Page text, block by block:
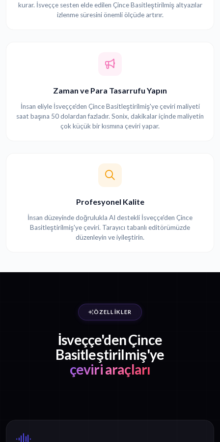
kurar. İsveççe sesten elde edilen Çince Basitleştirilmiş altyazılar
izlenme süresini önemli ölçüde artırır.
Zaman ve Para Tasarrufu Yapın
İnsan eliyle İsveççe'den Çince Basitleştirilmiş'ye çeviri maliyeti
saat başına 50 dolardan fazladır. Sonix, dakikalar içinde maliyetin
çok küçük bir kısmına çeviri yapar.
Profesyonel Kalite
İnsan düzeyinde doğrulukla AI destekli İsveççe'den Çince
Basitleştirilmiş'ye çeviri. Tarayıcı tabanlı editörümüzde
düzenleyin ve iyileştirin.
ÖZELLIKLER
İsveççe'den Çince
Basitleştirilmiş'ye
çeviri araçları